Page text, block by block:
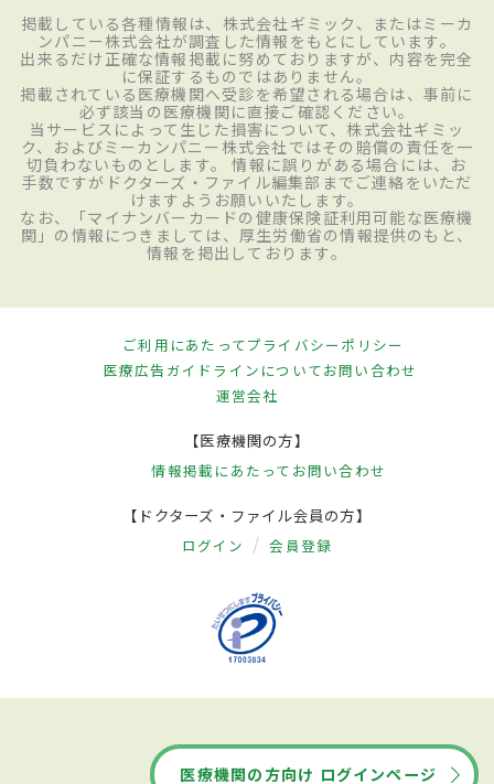
掲載している各種情報は、株式会社ギミック、またはミーカ
ンパニー株式会社が調査した情報をもとにしています。
出来るだけ正確な情報掲載に努めておりますが、内容を完全
に保証するものではありません。
掲載されている医療機関へ受診を希望される場合は、事前に
必ず該当の医療機関に直接ご確認ください。
当サービスによって生じた損害について、株式会社ギミッ
ク、およびミーカンパニー株式会社ではその賠償の責任を一
切負わないものとします。 情報に誤りがある場合には、お
手数ですがドクターズ・ファイル編集部までご連絡をいただ
けますようお願いいたします。
なお、「マイナンバーカードの健康保険証利用可能な医療機
関」の情報につきましては、厚生労働省の情報提供のもと、
情報を掲出しております。
ご利用にあたってプライバシーポリシー
医療広告ガイドラインについてお問い合わせ
運営会社
【医療機関の方】
情報掲載にあたって お問い合わせ
【ドクターズ・ファイル会員の方】
ログイン 会員登録
医療機関の方向け ログインページ